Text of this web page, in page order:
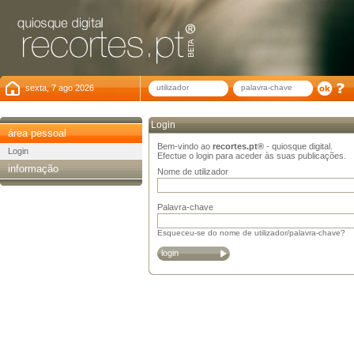
sexta, 7 ago 2026
área pessoal
Login
informação
Login
Bem-vindo ao recortes.pt® - quiosque digital.
Efectue o login para aceder às suas publicações.
Nome de utilizador
Palavra-chave
Esqueceu-se do nome de utilizador/palavra-chave?
login